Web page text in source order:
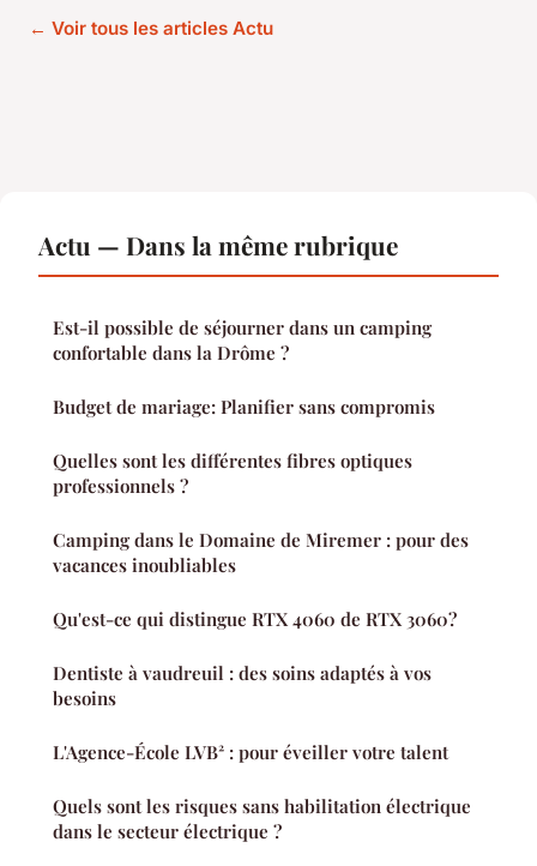
← Voir tous les articles Actu
Actu — Dans la même rubrique
Est-il possible de séjourner dans un camping
confortable dans la Drôme ?
Budget de mariage: Planifier sans compromis
Quelles sont les différentes fibres optiques
professionnels ?
Camping dans le Domaine de Miremer : pour des
vacances inoubliables
Qu'est-ce qui distingue RTX 4060 de RTX 3060?
Dentiste à vaudreuil : des soins adaptés à vos
besoins
L'Agence-École LVB² : pour éveiller votre talent
Quels sont les risques sans habilitation électrique
dans le secteur électrique ?